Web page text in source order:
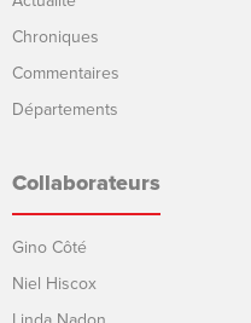
Chroniques
Commentaires
Départements
Collaborateurs
Gino Côté
Niel Hiscox